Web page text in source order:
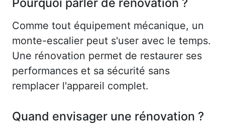
Comme tout équipement mécanique, un
monte-escalier peut s'user avec le temps.
Une rénovation permet de restaurer ses
performances et sa sécurité sans
remplacer l'appareil complet.
Quand envisager une rénovation ?